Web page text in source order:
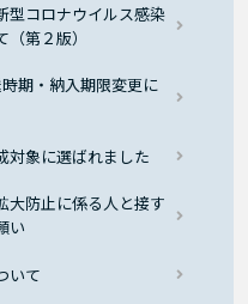
型コロナウイルス感染
第２版）
期・納入期限変更に
対象に選ばれました
大防止に係る人と接す
い
いて